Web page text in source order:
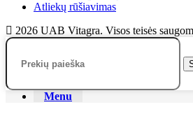
Atliekų rūšiavimas
2026 UAB Vitagra. Visos teisės
Menu